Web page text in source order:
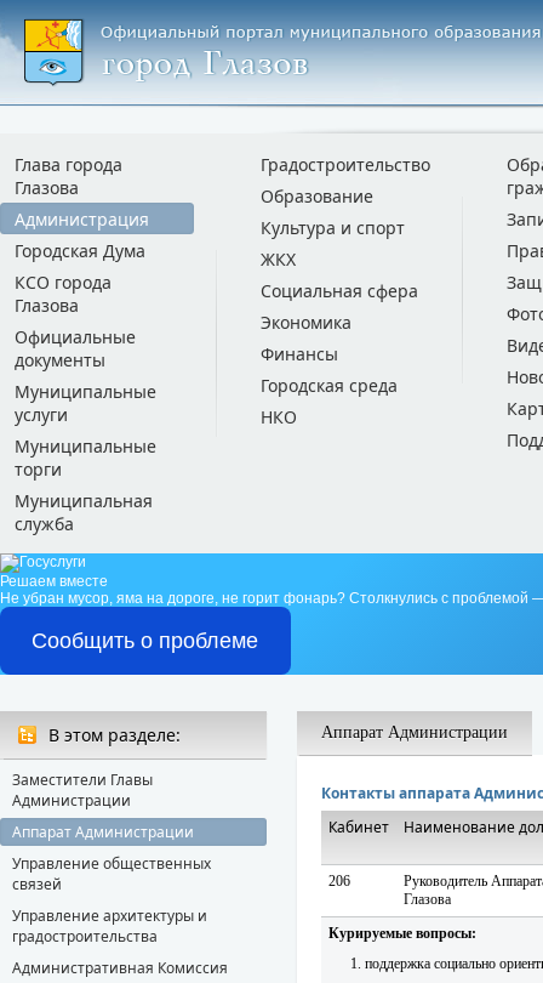
Глава города
Глазова
Администрация
Городская Дума
КСО города
Глазова
Официальные
документы
Муниципальные
услуги
Муниципальные
торги
Муниципальная
служба
Градостроительство
Образование
Культура и спорт
ЖКХ
Социальная сфера
Экономика
Финансы
Городская среда
НКО
Решаем вместе
Не убран мусор, яма на дороге, не горит фонарь? Столкнулись с проблемой
Сообщить о проблеме
В этом разделе:
Заместители Главы
Администрации
Аппарат Администрации
Управление общественных
связей
Управление архитектуры и
градостроительства
Административная Комиссия
Аппарат Администрации
Контакты аппарата
Кабинет
Наименование
206
Руководитель
Глазова
Курируемые вопросы:
поддержка социально